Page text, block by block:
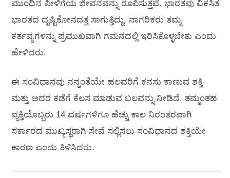
ಮುಂದಿನ ಪೀಳಿಗೆಯ ಜೀವನವನ್ನು ರೂಪಿಸುತ್ತವೆ. ಭಾರತವು ವಿಕಸಿತ
ಭಾರತದ ದೃಷ್ಟಿಕೋನದತ್ತ ಸಾಗುತ್ತಿದ್ದು, ನಾಗರಿಕರು ತಮ್ಮ
ಕರ್ತವ್ಯಗಳನ್ನು ಪ್ರಮುಖವಾಗಿ ಗಮನದಲ್ಲಿ ಇರಿಸಿಕೊಳ್ಳಬೇಕು ಎಂದು
ಹೇಳಿದರು.
ಈ ಸಂವಿಧಾನವು ನನ್ನಂತೆಯೇ ಹಲವರಿಗೆ ಕನಸು ಕಾಣುವ ಶಕ್ತಿ
ಮತ್ತು ಅದರ ಕಡೆಗೆ ಕೆಲಸ ಮಾಡುವ ಬಲವನ್ನು ನೀಡಿದೆ. ತಮ್ಮಂತಹ
ವ್ಯಕ್ತಿಯೊಬ್ಬರು 14 ವರ್ಷಗಳಿಗೂ ಹೆಚ್ಚು ಕಾಲ ನಿರಂತರವಾಗಿ
ಸರ್ಕಾರದ ಮುಖ್ಯಸ್ಥರಾಗಿ ಸೇವೆ ಸಲ್ಲಿಸಲು ಸಂವಿಧಾನದ ಶಕ್ತಿಯೇ
ಕಾರಣ ಎಂದು ತಿಳಿಸಿದರು.